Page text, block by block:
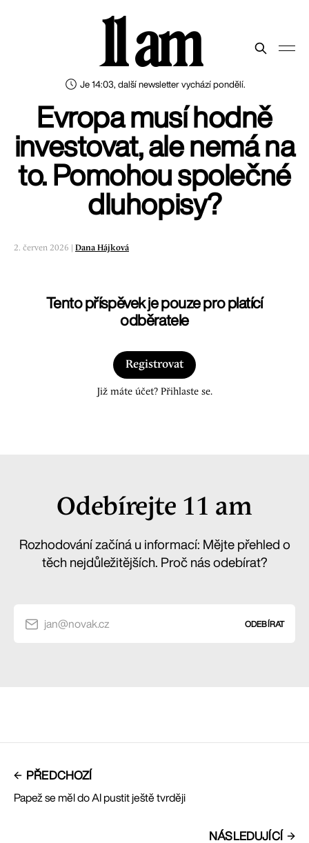
Je 14:03, další newsletter vychází pondělí.
11 am
Evropa musí hodně
investovat, ale nemá na
to. Pomohou společné
dluhopisy?
2. červen 2026 | Dana Hájková
Tento příspěvek je pouze pro platící
odběratele
Registrovat
Již máte účet? Přihlaste se.
Odebírejte 11 am
Rozhodování začíná u informací: Mějte přehled o
těch nejdůležitějších. Proč nás odebírat?
jan@novak.cz ODEBÍRAT
PŘEDCHOZÍ
Papež se měl do AI pustit ještě tvrději
NÁSLEDUJÍCÍ